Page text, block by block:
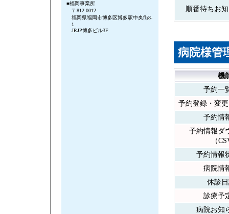
■福岡事業所
〒812-0012
福岡県福岡市博多区博多駅中央街8-
1
JRJP博多ビル3F
順番待ちお
病院様管
機
予約一
予約登録・変
予約情
予約情報ダ
（
予約情報
病院情
休診
診療予
病院お知